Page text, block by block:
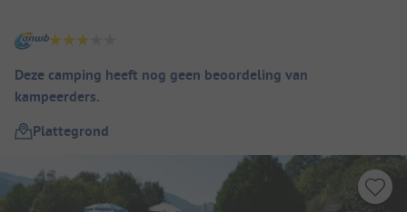
Camping overzicht
Deze camping heeft nog geen beoordeling van
kampeerders.
Plattegrond